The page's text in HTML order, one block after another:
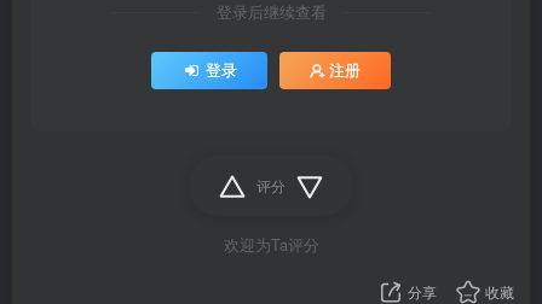
登录后继续查看
登录 注册
评分
欢迎为Ta评分
分享 收藏